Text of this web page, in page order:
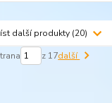
další produkty (20)
z 17další